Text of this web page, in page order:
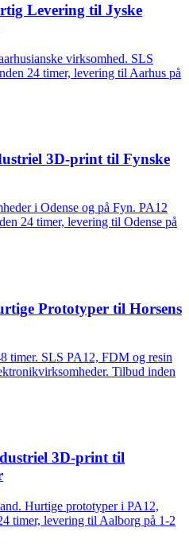
Levering til Jyske
virksomhed. SLS
24 timer, levering til Aarhus på
3D-print til Fynske
i Odense og på Fyn. PA12
24 timer, levering til Odense på
Prototyper til Horsens
timer. SLS PA12, FDM og resin
Tilbud inden
3D-print til
Hurtige prototyper i PA12,
timer, levering til Aalborg på 1-2